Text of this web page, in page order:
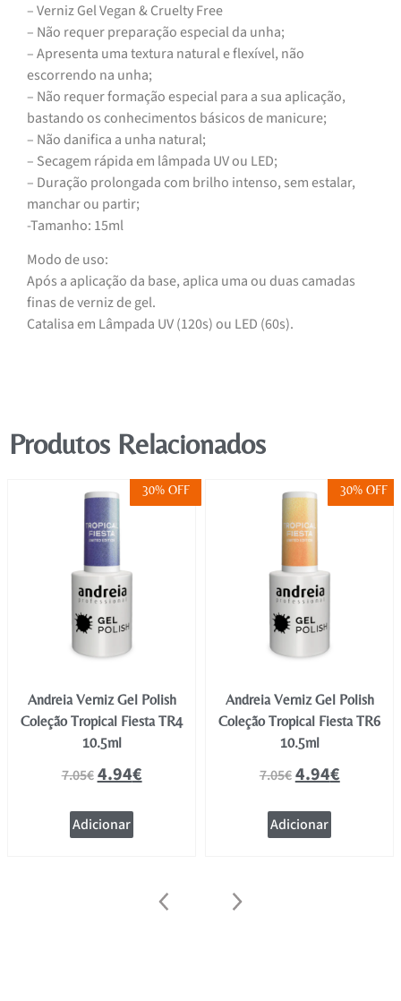
– Verniz Gel Vegan & Cruelty Free
– Não requer preparação especial da unha;
– Apresenta uma textura natural e flexível, não
escorrendo na unha;
– Não requer formação especial para a sua aplicação,
bastando os conhecimentos básicos de manicure;
– Não danifica a unha natural;
– Secagem rápida em lâmpada UV ou LED;
– Duração prolongada com brilho intenso, sem estalar,
manchar ou partir;
-Tamanho: 15ml
Modo de uso:
Após a aplicação da base, aplica uma ou duas camadas
finas de verniz de gel.
Catalisa em Lâmpada UV (120s) ou LED (60s).
Produtos Relacionados
30% OFF
Andreia Verniz Gel Polish
Coleção Tropical Fiesta TR4
10.5ml
7.05€4.94€
Adicionar
30% OFF
Andreia Verniz Gel Polish
Coleção Tropical Fiesta TR6
10.5ml
7.05€4.94€
Adicionar